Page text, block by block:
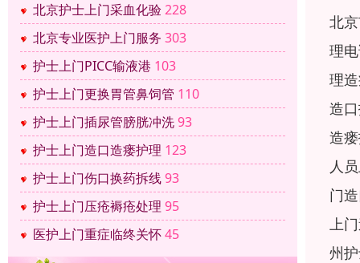
北京护士上门采血化验228
北京专业医护上门服务 303
护士上门PICC输液港 103
护士上门更换胃管鼻饲管 110
护士上门插尿管膀胱冲洗93
护士上门造口造瘘护理 123
护士上门伤口换药拆线93
护士上门压疮褥疮处理 95
医护上门重症临终关怀45
北
理
理
造
造
人
门
上
州